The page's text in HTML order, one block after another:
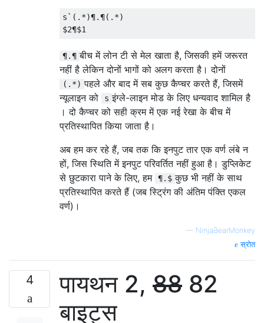
s`(.*)¶.¶(.*)
¶.¶ बीच में लोन टी से मेल खाता है, जिसकी हमें जरूरत
नहीं है लेकिन दोनों भागों को अलग करता है। दोनों
(.*) पहले और बाद में सब कुछ कैप्चर करते हैं, जिसमें
न्यूलाइन को
s इंग्ले-लाइन मोड के लिए धन्यवाद शामिल है
। दो कैप्चर को सही क्रम में एक नई रेखा के बीच में
प्रतिस्थापित किया जाता है।
अब हम कर रहे हैं, जब तक कि इनपुट तार एक वर्ण लंबे न
हों, जिस स्थिति में इनपुट परिवर्तित नहीं हुआ है। डुप्लिकेट
से छुटकारा पाने के लिए, हम ¶.$ कुछ भी नहीं के साथ
प्रतिस्थापित करते हैं (जब स्ट्रिंग की अंतिम पंक्ति एकल
वर्ण)।
— NinjaBearMonkey
स्रोत
4 पायथन 2, 88 82
बाइट्स